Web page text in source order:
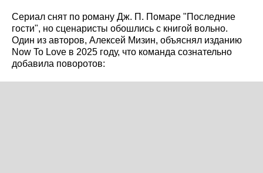
Сериал снят по роману Дж. П. Помаре "Последние
гости", но сценаристы обошлись с книгой вольно.
Один из авторов, Алексей Мизин, объяснял изданию
Now To Love в 2025 году, что команда сознательно
добавила поворотов: